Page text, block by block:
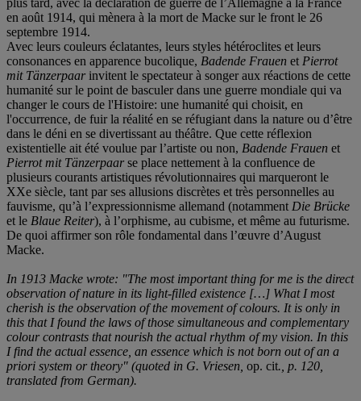
en août 1914, qui mènera à la mort de Macke sur le front le 26
septembre 1914.
Avec leurs couleurs éclatantes, leurs styles hétéroclites et leurs
consonances en apparence bucolique, Badende Frauen et Pierrot
mit Tänzerpaarinvitent le spectateur à songer aux réactions de cette
humanité sur le point de basculer dans une guerre mondiale qui va
changer le cours de l'Histoire: une humanité qui choisit, en
l'occurrence, de fuir la réalité en se réfugiant dans la nature ou d’être
dans le déni en se divertissant au théâtre. Que cette réflexion
existentielle ait été voulue par l’artiste ou non, Badende Frauen et
Pierrot mit Tänzerpaarse place nettement à la confluence de
plusieurs courants artistiques révolutionnaires qui marqueront le
XXe siècle, tant par ses allusions discrètes et très personnelles au
fauvisme, qu’à l’expressionnisme allemand (notamment Die Brücke
et le Blaue Reiter), à l’orphisme, au cubisme, et même au futurisme.
De quoi affirmer son rôle fondamental dans l’œuvre d’August
Macke.
In 1913 Macke wrote: "The most important thing for me is the direct
observation of nature in its light-filled existence […] What I most
cherish is the observation of the movement of colours. It is only in
this that I found the laws of those simultaneous and complementary
colour contrasts that nourish the actual rhythm of my vision. In this
I find the actual essence, an essence which is not born out of an a
priori system or theory" (quoted in G. Vriesen, op. cit., p. 120,
translated from German).